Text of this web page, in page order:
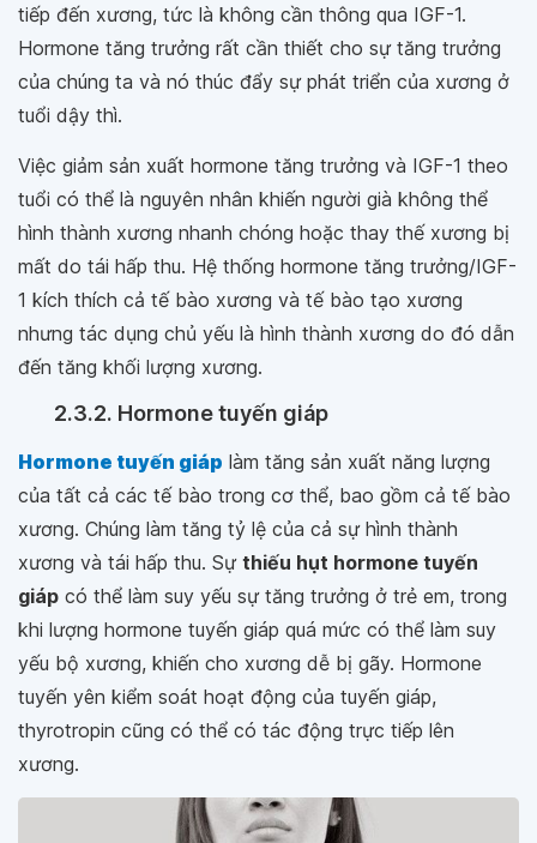
tiếp đến xương, tức là không cần thông qua IGF-1.
Hormone tăng trưởng rất cần thiết cho sự tăng trưởng
của chúng ta và nó thúc đẩy sự phát triển của xương ở
tuổi dậy thì.
Việc giảm sản xuất hormone tăng trưởng và IGF-1 theo
tuổi có thể là nguyên nhân khiến người già không thể
hình thành xương nhanh chóng hoặc thay thế xương bị
mất do tái hấp thu. Hệ thống hormone tăng trưởng/IGF-
1 kích thích cả tế bào xương và tế bào tạo xương
nhưng tác dụng chủ yếu là hình thành xương do đó dẫn
đến tăng khối lượng xương.
2.3.2. Hormone tuyến giáp
Hormone tuyến giáp làm tăng sản xuất năng lượng
của tất cả các tế bào trong cơ thể, bao gồm cả tế bào
xương. Chúng làm tăng tỷ lệ của cả sự hình thành
xương và tái hấp thu. Sự thiếu hụt hormone tuyến
giáp có thể làm suy yếu sự tăng trưởng ở trẻ em, trong
khi lượng hormone tuyến giáp quá mức có thể làm suy
yếu bộ xương, khiến cho xương dễ bị gãy. Hormone
tuyến yên kiểm soát hoạt động của tuyến giáp,
thyrotropin cũng có thể có tác động trực tiếp lên
xương.